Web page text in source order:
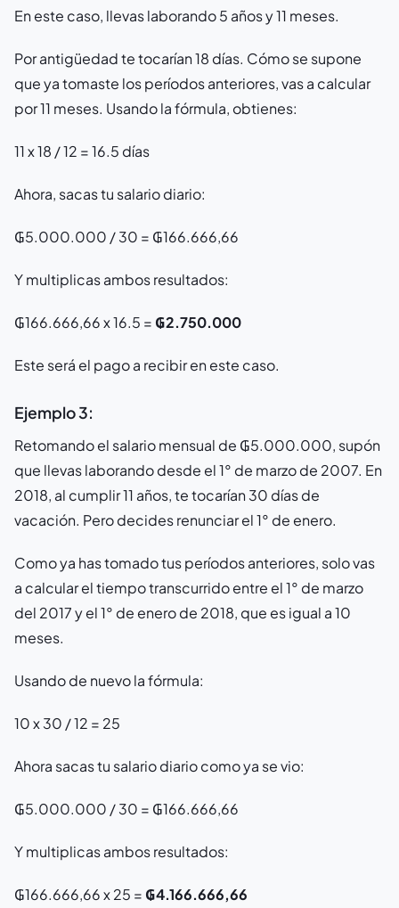
En este caso, llevas laborando 5 años y 11 meses.
Por antigüedad te tocarían 18 días. Cómo se supone
que ya tomaste los períodos anteriores, vas a calcular
por 11 meses. Usando la fórmula, obtienes:
11 x 18 / 12 = 16.5 días
Ahora, sacas tu salario diario:
₲5.000.000 / 30 = ₲166.666,66
Y multiplicas ambos resultados:
₲166.666,66 x 16.5 = ₲2.750.000
Este será el pago a recibir en este caso.
Ejemplo 3:
Retomando el salario mensual de ₲5.000.000, supón
que llevas laborando desde el 1° de marzo de 2007. En
2018, al cumplir 11 años, te tocarían 30 días de
vacación. Pero decides renunciar el 1° de enero.
Como ya has tomado tus períodos anteriores, solo vas
a calcular el tiempo transcurrido entre el 1° de marzo
del 2017 y el 1° de enero de 2018, que es igual a 10
meses.
Usando de nuevo la fórmula:
10 x 30 / 12 = 25
Ahora sacas tu salario diario como ya se vio:
₲5.000.000 / 30 = ₲166.666,66
Y multiplicas ambos resultados:
₲166.666,66 x 25 = ₲4.166.666,66